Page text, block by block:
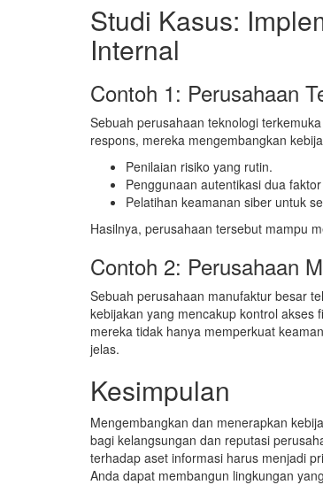
Studi Kasus:
Internal
Contoh 1: Perusahaan
Sebuah perusahaan teknologi
respons, mereka mengembangkan
Penilaian risiko yang rutin.
Penggunaan autentikasi dua
Pelatihan keamanan siber untuk
Hasilnya, perusahaan tersebut mampu
Contoh 2: Perusahaan
Sebuah perusahaan manufaktur besar
kebijakan yang mencakup kontrol akses
mereka tidak hanya memperkuat
jelas.
Kesimpulan
Mengembangkan dan menerapkan
bagi kelangsungan dan reputasi
terhadap aset informasi harus menjadi
Anda dapat membangun lingkungan